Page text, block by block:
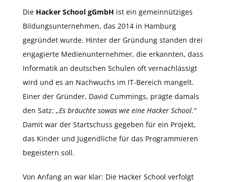
Die Hacker School gGmbH ist ein gemeinnütziges
Bildungsunternehmen, das 2014 in Hamburg
gegründet wurde. Hinter der Gründung standen drei
engagierte Medienunternehmer, die erkannten, dass
Informatik an deutschen Schulen oft vernachlässigt
wird und es an Nachwuchs im IT-Bereich mangelt.
Einer der Gründer, David Cummings, prägte damals
den Satz: „Es bräuchte sowas wie eine Hacker School.“
Damit war der Startschuss gegeben für ein Projekt,
das Kinder und Jugendliche für das Programmieren
begeistern soll.
Von Anfang an war klar: Die Hacker School verfolgt